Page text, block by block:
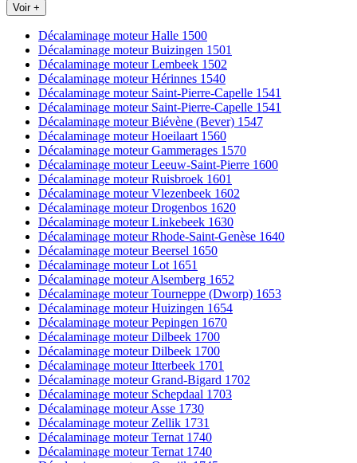
Voir +
Décalaminage moteur Halle 1500
Décalaminage moteur Buizingen 1501
Décalaminage moteur Lembeek 1502
Décalaminage moteur Hérinnes 1540
Décalaminage moteur Saint-Pierre-Capelle 1541
Décalaminage moteur Saint-Pierre-Capelle 1541
Décalaminage moteur Biévène (Bever) 1547
Décalaminage moteur Hoeilaart 1560
Décalaminage moteur Gammerages 1570
Décalaminage moteur Leeuw-Saint-Pierre 1600
Décalaminage moteur Ruisbroek 1601
Décalaminage moteur Vlezenbeek 1602
Décalaminage moteur Drogenbos 1620
Décalaminage moteur Linkebeek 1630
Décalaminage moteur Rhode-Saint-Genèse 1640
Décalaminage moteur Beersel 1650
Décalaminage moteur Lot 1651
Décalaminage moteur Alsemberg 1652
Décalaminage moteur Tourneppe (Dworp) 1653
Décalaminage moteur Huizingen 1654
Décalaminage moteur Pepingen 1670
Décalaminage moteur Dilbeek 1700
Décalaminage moteur Dilbeek 1700
Décalaminage moteur Itterbeek 1701
Décalaminage moteur Grand-Bigard 1702
Décalaminage moteur Schepdaal 1703
Décalaminage moteur Asse 1730
Décalaminage moteur Zellik 1731
Décalaminage moteur Ternat 1740
Décalaminage moteur Ternat 1740